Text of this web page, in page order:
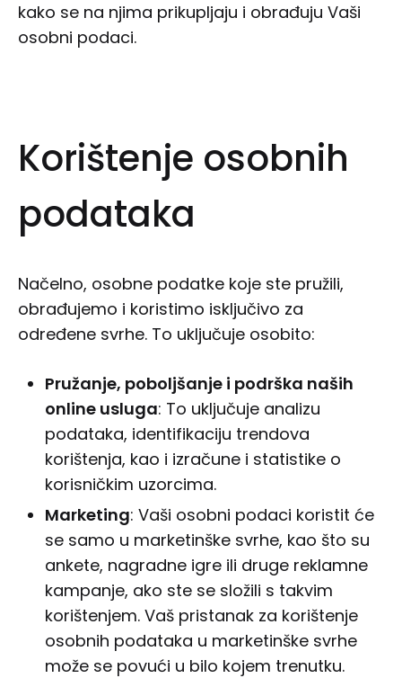
kako se na njima prikupljaju i obrađuju Vaši
osobni podaci.
Korištenje osobnih
podataka
Načelno, osobne podatke koje ste pružili,
obrađujemo i koristimo isključivo za
određene svrhe. To uključuje osobito:
Pružanje, poboljšanje i podrška naših
online usluga: To uključuje analizu
podataka, identifikaciju trendova
korištenja, kao i izračune i statistike o
korisničkim uzorcima.
Marketing: Vaši osobni podaci koristit će
se samo u marketinške svrhe, kao što su
ankete, nagradne igre ili druge reklamne
kampanje, ako ste se složili s takvim
korištenjem. Vaš pristanak za korištenje
osobnih podataka u marketinške svrhe
može se povući u bilo kojem trenutku.